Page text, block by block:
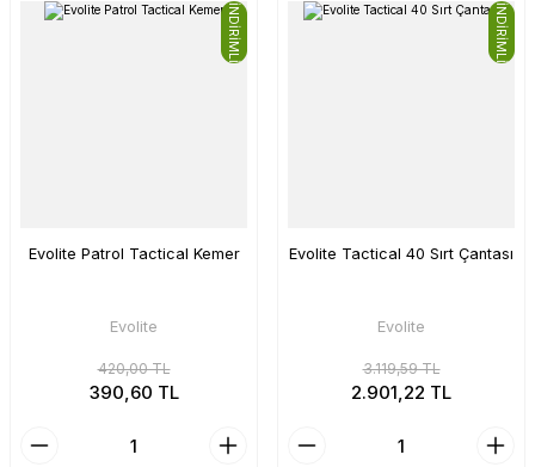
İNDİRİMLİ
Evolite Patrol Tactical Kemer
Evolite
420,00 TL
390,60 TL
İNDİRİMLİ
Evolite Tactical 40 Sırt Çantası
Evolite
3.119,59 TL
2.901,22 TL